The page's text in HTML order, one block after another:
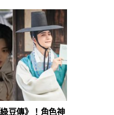
豆傳》！角色神